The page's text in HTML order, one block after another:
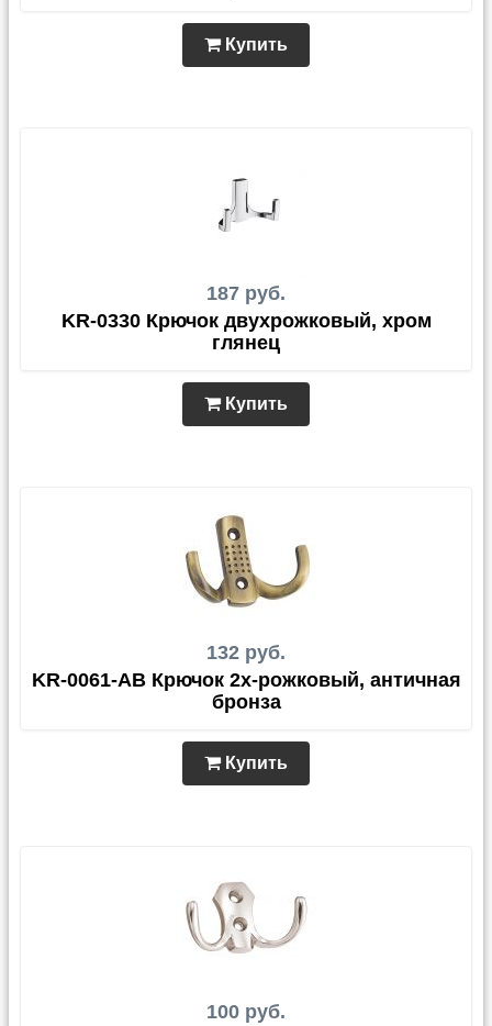
Купить
187 руб.
KR-0330 Крючок двухрожковый, хром
глянец
Купить
132 руб.
KR-0061-AB Крючок 2х-рожковый, античная
бронза
Купить
100 руб.